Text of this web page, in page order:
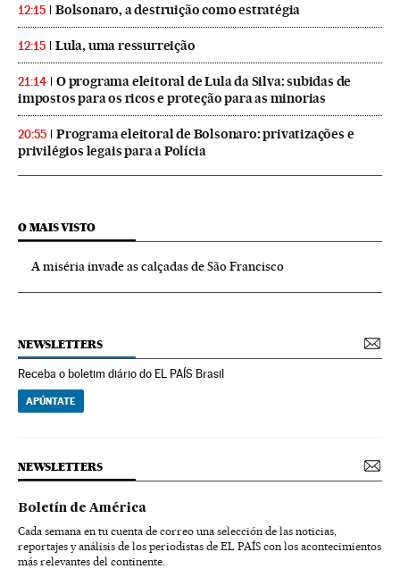
12:15 Bolsonaro, a destruição como estratégia
12:15 Lula, uma ressurreição
21:14
O programa eleitoral de Lula da Silva: subidas de
impostos para os ricos e proteção para as minorias
20:55
Programa eleitoral de Bolsonaro: privatizações e
privilégios legais para a Polícia
O MAIS VISTO
A miséria invade as calçadas de São Francisco
NEWSLETTERS
Receba o boletim diário do EL PAÍS Brasil
APÚNTATE
NEWSLETTERS
Boletín de América
Cada semana en tu cuenta de correo una selección de las noticias,
reportajes y análisis de los periodistas de EL PAÍS con los acontecimientos
más relevantes del continente.